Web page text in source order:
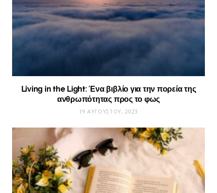
Living in the Light: Ένα βιβλίο για την πορεία της
ανθρωπότητας προς το φως
19 ΑΥΓΟΎΣΤΟΥ, 2023